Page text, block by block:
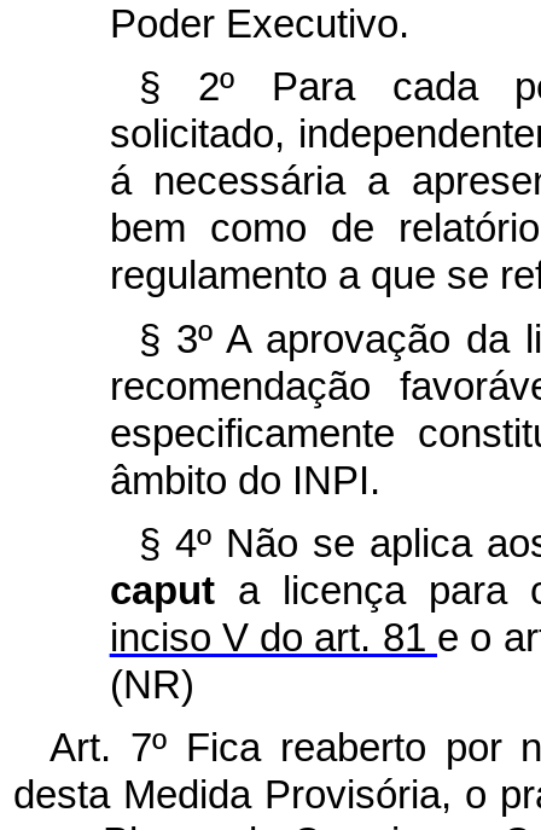
Poder Executivo.
§ 2º Para cada
solicitado,
á necessária a
bem como de
regulamento a que se
§ 3º A aprovação da
recomendação
especificamente
âmbito do INPI.
§ 4º Não se aplica
caput a licença para
inciso V do art. 81 e o
(NR)
Art. 7º Fica reaberto por
desta Medida Provisória, o